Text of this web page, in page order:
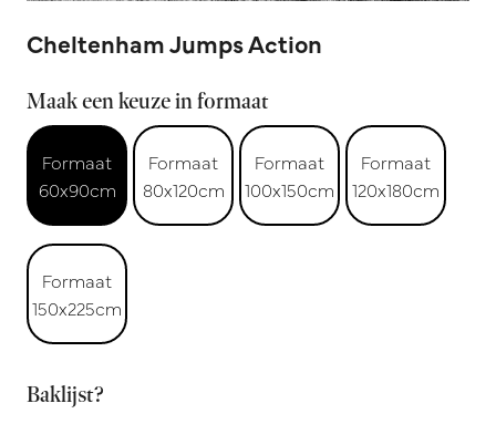
Cheltenham Jumps Action
Maak een keuze in formaat
Formaat
60x90cm
Formaat
80x120cm
Formaat
100x150cm
Formaat
120x180cm
Formaat
150x225cm
Baklijst?